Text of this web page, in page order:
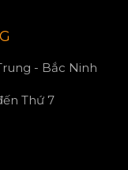
- Bắc Ninh
Thứ 7